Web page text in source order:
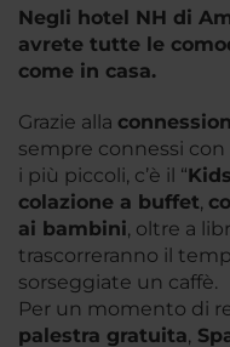
Negli hotel NH di
avrete tutte le
come in casa.
Grazie alla
sempre connessi
i più piccoli, c’è il “
colazione a buffet,
ai bambini, oltre a
trascorreranno il
sorseggiate un caffè.
Per un momento di
palestra gratuita,